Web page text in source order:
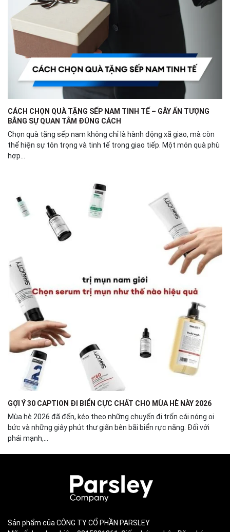
CÁCH CHỌN QUÀ TẶNG SẾP NAM TINH TẾ – GÂY ẤN TƯỢNG
BẰNG SỰ QUAN TÂM ĐÚNG CÁCH
Chọn quà tặng sếp nam không chỉ là hành động xã giao, mà còn
thể hiện sự tôn trọng và tinh tế trong giao tiếp. Một món quà phù
hợp...
GỢI Ý 30 CAPTION ĐI BIỂN CỰC CHẤT CHO MÙA HÈ NÀY 2026
Mùa hè 2026 đã đến, kéo theo những chuyến đi trốn cái nóng oi
bức và những giây phút thư giãn bên bãi biển rực nắng. Đối với
phái mạnh,...
Sản phẩm của CÔNG TY CỔ PHẦN PARSLEY